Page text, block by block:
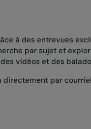
à des entrevues
par sujet et
vidéos et des
directement par